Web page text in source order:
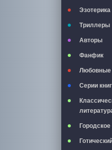
Эзотерика
Триллеры
Авторы
Фанфик
Серии книг